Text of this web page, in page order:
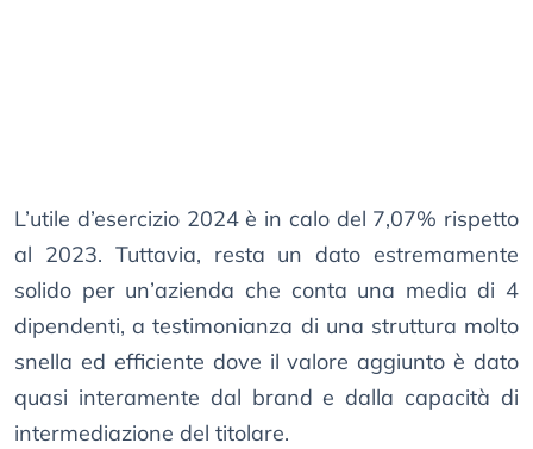
L’utile d’esercizio 2024 è in calo del 7,07% rispetto
al 2023. Tuttavia, resta un dato estremamente
solido per un’azienda che conta una media di 4
dipendenti, a testimonianza di una struttura molto
snella ed efficiente dove il valore aggiunto è dato
quasi interamente dal brand e dalla capacità di
intermediazione del titolare.